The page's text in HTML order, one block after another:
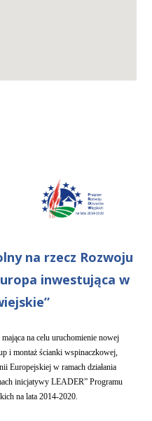
na rzecz Rozwoju
inwestująca w
na celu uruchomienie nowej
i montaż ścianki wspinaczkowej,
Europejskiej w ramach działania
inicjatywy LEADER” Programu
na lata 2014-2020.